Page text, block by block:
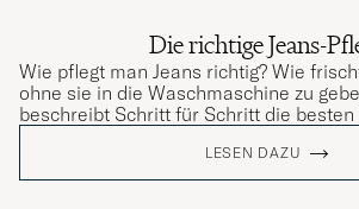
Die richtige Jeans-
Wie pflegt man Jeans richtig? Wie
ohne sie in die Waschmaschine zu
beschreibt Schritt für Schritt die besten
LESEN DAZU